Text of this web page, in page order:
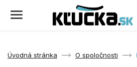
Úvodná stránka O spoločnosti